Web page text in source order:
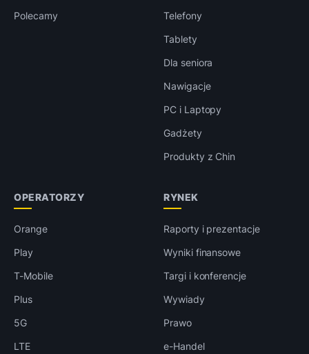
Polecamy
Telefony
Tablety
Dla seniora
Nawigacje
PC i Laptopy
Gadżety
Produkty z Chin
OPERATORZY
Orange
Play
T-Mobile
Plus
5G
LTE
RYNEK
Raporty i prezentacje
Wyniki finansowe
Targi i konferencje
Wywiady
Prawo
e-Handel